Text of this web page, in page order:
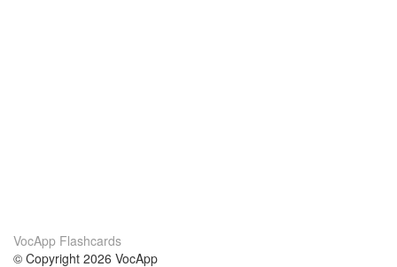
VocApp Flashcards
© Copyright 2026 VocApp